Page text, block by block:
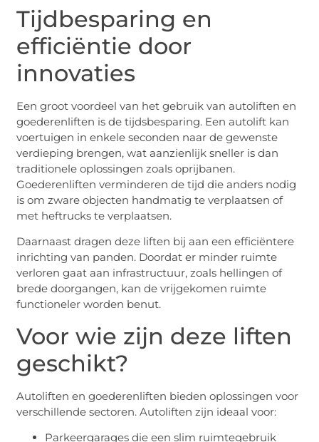
Tijdbesparing en
efficiëntie door
innovaties
Een groot voordeel van het gebruik van autoliften en
goederenliften is de tijdsbesparing. Een autolift kan
voertuigen in enkele seconden naar de gewenste
verdieping brengen, wat aanzienlijk sneller is dan
traditionele oplossingen zoals oprijbanen.
Goederenliften verminderen de tijd die anders nodig
is om zware objecten handmatig te verplaatsen of
met heftrucks te verplaatsen.
Daarnaast dragen deze liften bij aan een efficiëntere
inrichting van panden. Doordat er minder ruimte
verloren gaat aan infrastructuur, zoals hellingen of
brede doorgangen, kan de vrijgekomen ruimte
functioneler worden benut.
Voor wie zijn deze liften
geschikt?
Autoliften en goederenliften bieden oplossingen voor
verschillende sectoren. Autoliften zijn ideaal voor:
Parkeergarages die een slim ruimtegebruik